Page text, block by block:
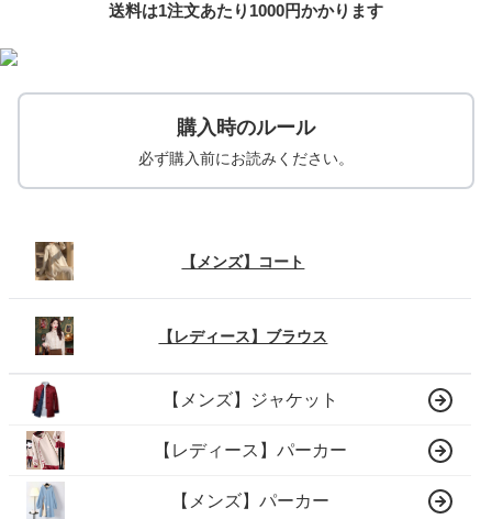
送料は1注文あたり 1000円かかります
購入時のルール
必ず購入前にお読みください。
【メンズ】コート
【レディース】ブラウス
【メンズ】ジャケット
【レディース】パーカー
【メンズ】パーカー